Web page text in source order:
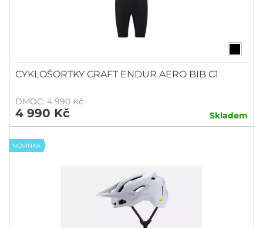
CYKLOŠORTKY CRAFT ENDUR AERO BIB C1
DMOC: 4 990 Kč
4 990 Kč Skladem
NOVINKA